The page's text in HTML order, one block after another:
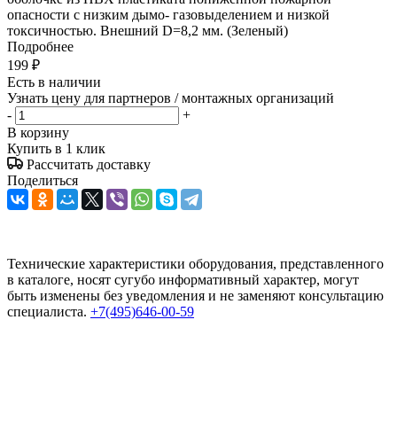
опасности с низким дымо- газовыделением и низкой
токсичностью. Внешний D=8,2 мм. (Зеленый)
Подробнее
199 ₽
Есть в наличии
Узнать цену для партнеров / монтажных организаций
-
+
В корзину
Купить в 1 клик
Рассчитать доставку
Поделиться
Технические характеристики оборудования, представленного
в каталоге, носят сугубо информативный характер, могут
быть изменены без уведомления и не заменяют консультацию
специалиста. +7(495)646-00-59